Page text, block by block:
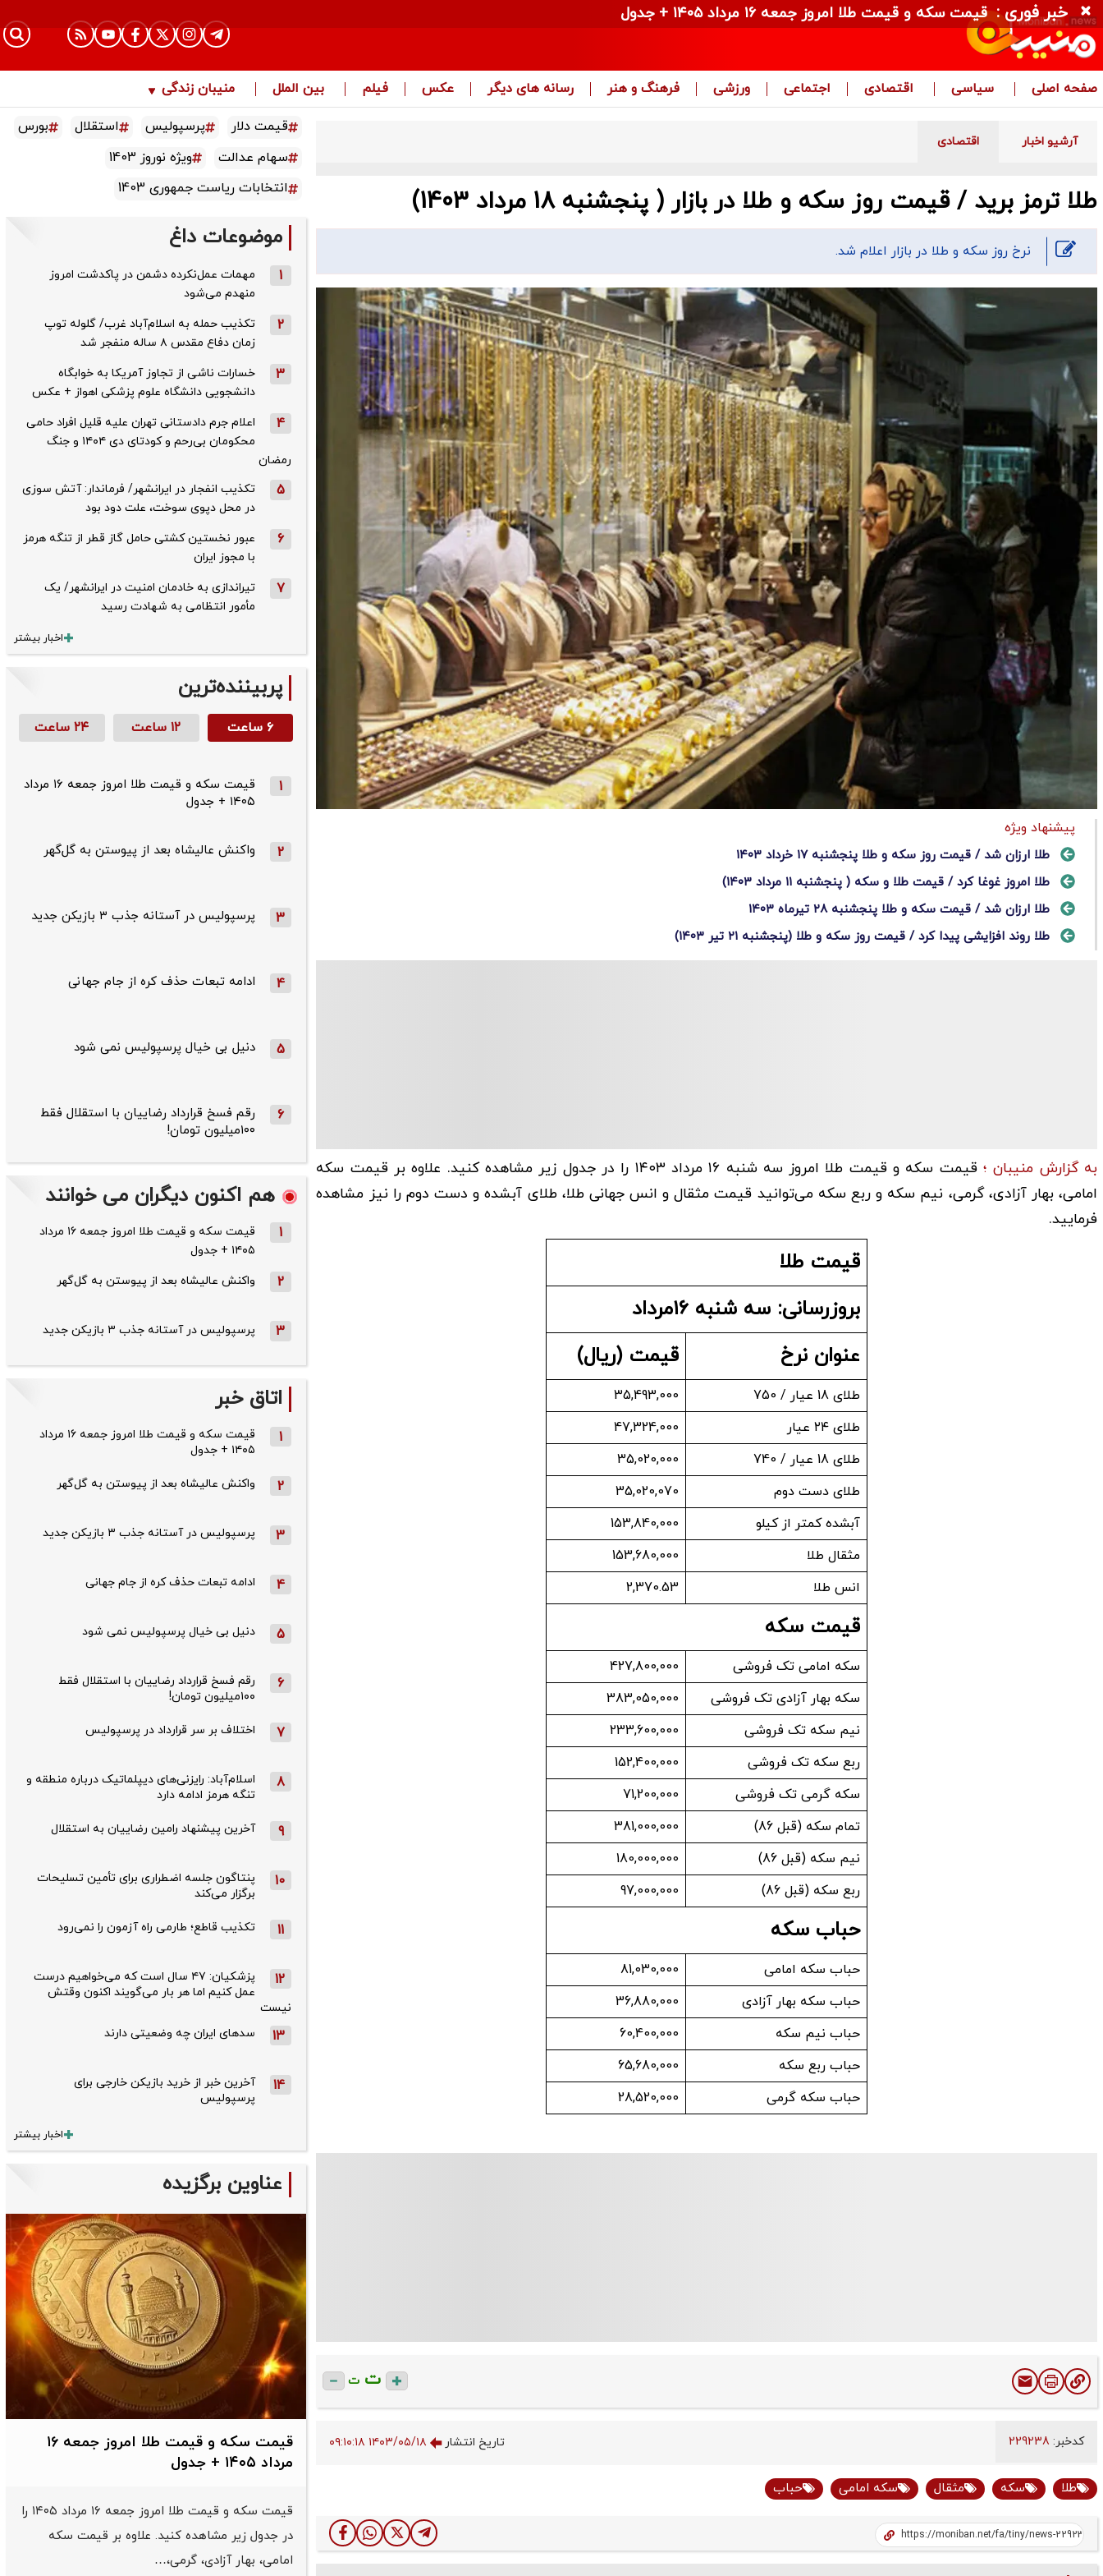
صفحه اصلی سیاسی اقتصادی اجتماعی ورزشی فرهنگ و هنر رسانه های دیگر عکس فیلم بین الملل منیبان زندگی
آرشیو اخبار اقتصادی
طلا ترمز برید / قیمت روز سکه و طلا در بازار ( پنجشنبه 18 مرداد 1403)
نرخ روز سکه و طلا در بازار اعلام شد.
پیشنهاد ویژه
طلا ارزان شد / قیمت روز سکه و طلا پنجشنبه ۱۷ خرداد ۱۴۰۳
طلا امروز غوغا کرد / قیمت طلا و سکه ( پنجشنبه ۱۱ مرداد ۱۴۰۳)
طلا ارزان شد / قیمت سکه و طلا پنجشنبه ۲۸ تیرماه ۱۴۰۳
طلا روند افزایشی پیدا کرد / قیمت روز سکه و طلا (پنجشنبه ۲۱ تیر ۱۴۰۳)
به گزارش منیبان ؛
قیمت سکه و قیمت طلا امروز سه شنبه ۱۶ مرداد ۱۴۰۳ را در جدول زیر مشاهده کنید. علاوه بر قیمت سکه
امامی، بهار آزادی، گرمی، نیم سکه و ربع سکه می‌توانید قیمت مثقال و انس جهانی طلا، طلای آبشده و دست دوم را نیز مشاهده
فرمایید.
قیمت طلا
بروزرسانی: سه شنبه ۱۶مرداد
عنوان نرخ
قیمت (ریال)
طلای 18 عیار / 750
35,493,000
طلای ۲۴ عیار
47,324,000
طلای 18 عیار / 740
35,020,000
طلای دست دوم
35,020,070
آبشده کمتر از کیلو
153,840,000
مثقال طلا
153,680,000
انس طلا
2,370.53
قیمت سکه
سکه امامی تک فروشی
427,800,000
سکه بهار آزادی تک فروشی
383,050,000
نیم سکه تک فروشی
233,600,000
ربع سکه تک فروشی
152,400,000
سکه گرمی تک فروشی
71,200,000
تمام سکه (قبل 86)
381,000,000
نیم سکه (قبل 86)
180,000,000
ربع سکه (قبل 86)
97,000,000
حباب سکه
حباب سکه امامی
81,030,000
حباب سکه بهار آزادی
36,880,000
حباب نیم سکه
60,400,000
حباب ربع سکه
65,680,000
حباب سکه گرمی
28,520,000
ت ت
کدخبر: تاریخ انتشار ۱۴۰۳/۰۵/۱۸ ۰۹:۱۰:۱۸
طلا سکه مثقال سکه امامی حباب
قیمت دلار پرسپولیس استقلال
بورس
سهام عدالت
ویژه نوروز 1403
انتخابات ریاست جمهوری 1403
موضوعات داغ
1
مهمات عمل‌نکرده دشمن در پاکدشت امروز
منهدم می‌شود
2
تکذیب حمله به اسلام‌آباد غرب/ گلوله توپ
زمان دفاع مقدس ۸ ساله منفجر شد
3
خسارات ناشی از تجاوز آمریکا به خوابگاه
دانشجویی دانشگاه علوم پزشکی اهواز + عکس
4
اعلام جرم دادستانی تهران علیه قلیل افراد حامی
محکومان بی‌رحم و کودتای دی‌ ۱۴۰۴ و جنگ
رمضان
5
تکذیب ‌انفجار در ایرانشهر/ فرماندار: آتش سوزی
در محل دپوی سوخت، علت دود بود
6
عبور نخستین کشتی حامل گاز قطر از تنگه هرمز
با مجوز ایران
7
تیراندازی به خادمان امنیت در ایرانشهر/ یک
مأمور انتظامی به شهادت رسید
اخبار بیشتر
پربیننده‌ترین
۶ ساعت ۱۲ ساعت ۲۴ ساعت
1
قیمت سکه و قیمت طلا امروز جمعه ۱۶ مرداد
۱۴۰۵ + جدول
2 واکنش عالیشاه بعد از پیوستن به گل‌گهر
3 پرسپولیس در آستانه جذب ۳ بازیکن جدید
4 ادامه تبعات حذف کره از جام جهانی
5 دنیل بی خیال پرسپولیس نمی شود
6
رقم فسخ قرارداد رضاییان با استقلال فقط
۱۰۰میلیون تومان!
هم اکنون دیگران می خوانند
1
قیمت سکه و قیمت طلا امروز جمعه ۱۶ مرداد
۱۴۰۵ + جدول
2 واکنش عالیشاه بعد از پیوستن به گل‌گهر
3 پرسپولیس در آستانه جذب ۳ بازیکن جدید
اتاق خبر
1
قیمت سکه و قیمت طلا امروز جمعه ۱۶ مرداد
۱۴۰۵ + جدول
2 واکنش عالیشاه بعد از پیوستن به گل‌گهر
3 پرسپولیس در آستانه جذب ۳ بازیکن جدید
4 ادامه تبعات حذف کره از جام جهانی
5 دنیل بی خیال پرسپولیس نمی شود
6
رقم فسخ قرارداد رضاییان با استقلال فقط
۱۰۰میلیون تومان!
7 اختلاف بر سر قرارداد در پرسپولیس
8
اسلام‌آباد: رایزنی‌های دیپلماتیک درباره منطقه و
تنگه هرمز ادامه دارد
9 آخرین پیشنهاد رامین رضاییان به استقلال
10
پنتاگون جلسه اضطراری برای تأمین تسلیحات
برگزار می‌کند
11 تکذیب قاطع؛‌ طارمی راه آزمون را نمی‌رود
12
پزشکیان: ۴۷ سال است که می‌خواهیم درست
عمل کنیم اما هر بار می‌گویند اکنون وقتش
نیست
13 سدهای ایران چه وضعیتی دارند
14
آخرین خبر از خرید بازیکن خارجی برای
پرسپولیس
اخبار بیشتر
عناوین برگزیده
قیمت سکه و قیمت طلا امروز جمعه ۱۶
مرداد ۱۴۰۵ + جدول
قیمت سکه و قیمت طلا امروز جمعه ۱۶ مرداد ۱۴۰۵ را
در جدول زیر مشاهده کنید. علاوه بر قیمت سکه
امامی، بهار آزادی، گرمی،…
خبر فوری : قیمت سکه و قیمت طلا امروز جمعه ۱۶ مرداد ۱۴۰۵ + جدول